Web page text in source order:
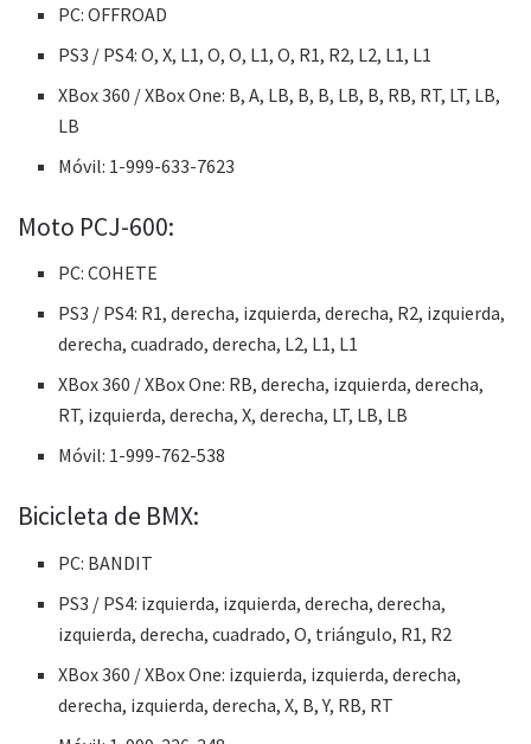
PC: OFFROAD
PS3 / PS4: O, X, L1, O, O, L1, O, R1, R2, L2, L1, L1
XBox 360 / XBox One: B, A, LB, B, B, LB, B, RB, RT, LT, LB,
LB
Móvil: 1-999-633-7623
Moto PCJ-600:
PC: COHETE
PS3 / PS4: R1, derecha, izquierda, derecha, R2, izquierda,
derecha, cuadrado, derecha, L2, L1, L1
XBox 360 / XBox One: RB, derecha, izquierda, derecha,
RT, izquierda, derecha, X, derecha, LT, LB, LB
Móvil: 1-999-762-538
Bicicleta de BMX:
PC: BANDIT
PS3 / PS4: izquierda, izquierda, derecha, derecha,
izquierda, derecha, cuadrado, O, triángulo, R1, R2
XBox 360 / XBox One: izquierda, izquierda, derecha,
derecha, izquierda, derecha, X, B, Y, RB, RT